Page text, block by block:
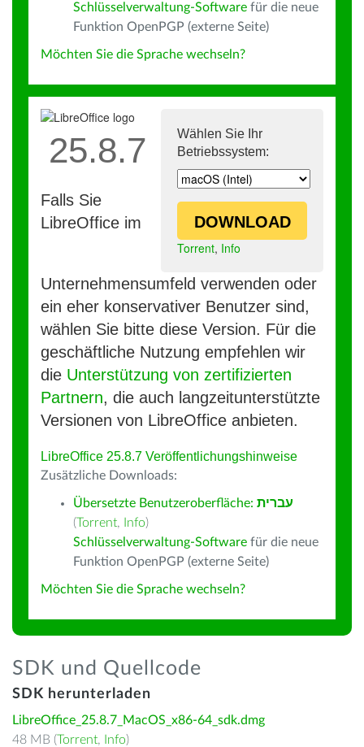
Schlüsselverwaltung-Software für die neue
Funktion OpenPGP (externe Seite)
Möchten Sie die Sprache wechseln?
Wählen Sie Ihr
Betriebssystem:
DOWNLOAD
Torrent, Info
25.8.7
Falls Sie
LibreOffice im
Unternehmensumfeld verwenden oder
ein eher konservativer Benutzer sind,
wählen Sie bitte diese Version. Für die
geschäftliche Nutzung empfehlen wir
die Unterstützung von zertifizierten
Partnern, die auch langzeitunterstützte
Versionen von LibreOffice anbieten.
LibreOffice 25.8.7 Veröffentlichungshinweise
Zusätzliche Downloads:
Übersetzte Benutzeroberfläche: עברית
(Torrent, Info)
Schlüsselverwaltung-Software für die neue
Funktion OpenPGP (externe Seite)
Möchten Sie die Sprache wechseln?
SDK und Quellcode
SDK herunterladen
LibreOffice_25.8.7_MacOS_x86-64_sdk.dmg
48 MB (Torrent, Info)